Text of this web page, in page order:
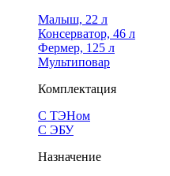
Малыш, 22 л
Консерватор, 46 л
Фермер, 125 л
Мультиповар
Комплектация
С ТЭНом
С ЭБУ
Назначение